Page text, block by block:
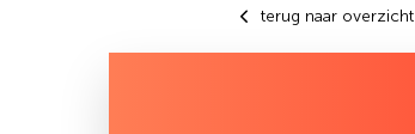
terug naar overzicht